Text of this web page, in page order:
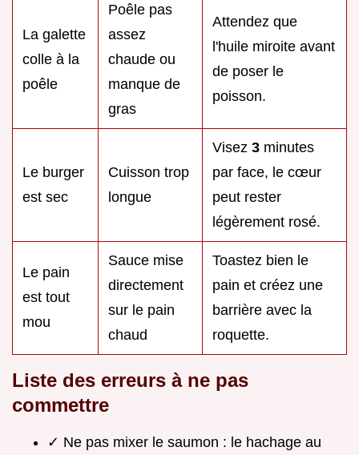
La galette
colle à la
poêle
Poêle pas
assez
chaude ou
manque de
gras
Attendez que
l'huile miroite avant
de poser le
poisson.
Le burger
est sec
Cuisson trop
longue
Visez 3 minutes
par face, le cœur
peut rester
légèrement rosé.
Le pain
est tout
mou
Sauce mise
directement
sur le pain
chaud
Toastez bien le
pain et créez une
barrière avec la
roquette.
Liste des erreurs à ne pas
commettre
✓ Ne pas mixer le saumon : le hachage au